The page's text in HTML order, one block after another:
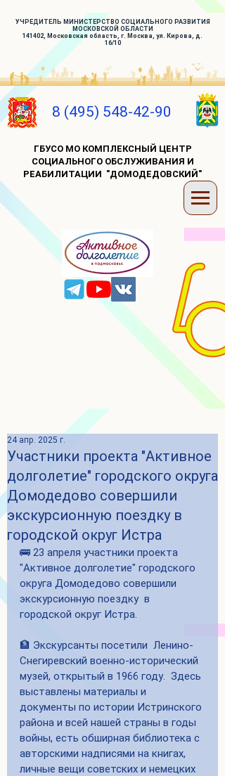
УЧРЕДИТЕЛЬ МИНИСТЕРСТВО СОЦИАЛЬНОГО РАЗВИТИЯ
МОСКОВСКОЙ ОБЛАСТИ
141402, Московская область, г. Москва, ул. Кирова, д.
16/10
8 (495) 548-42-90
ГБУСО МО КОМПЛЕКСНЫЙ ЦЕНТР
СОЦИАЛЬНОГО ОБСЛУЖИВАНИЯ И
РЕАБИЛИТАЦИИ "ДОМОДЕДОВСКИЙ"
Участники проекта "Активное
долголетие" городского округа
Домодедово совершили
экскурсионную поездку в
городской округ Истра
24 апр. 2025 г.
🚌 23 апреля участники проекта
"Активное долголетие" городского
округа Домодедово совершили
экскурсионную поездку  в
городской округ Истра.
🏦 Экскурсанты посетили  Ленино-
Снегиревский военно-исторический
музей, открытый в 1966 году.  Здесь
выставлены материалы и
документы по истории Истринского
района и всей нашей страны в годы
войны, есть обширная библиотека с
авторскими надписями на книгах,
личные вещи советских и немецких